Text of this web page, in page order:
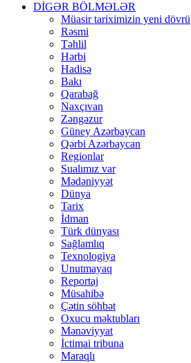
DİGƏR BÖLMƏLƏR
Müasir tariximizin yeni dövrü
Rəsmi
Təhlil
Hərbi
Hadisə
Bakı
Qarabağ
Naxçıvan
Zəngəzur
Güney Azərbaycan
Qərbi Azərbaycan
Regionlar
Sualımız var
Mədəniyyət
Dünya
Tarix
İdman
Türk dünyası
Sağlamlıq
Texnologiya
Unutmayaq
Reportaj
Müsahibə
Çətin söhbət
Oxucu məktubları
Mənəviyyat
İctimai tribuna
Maraqlı